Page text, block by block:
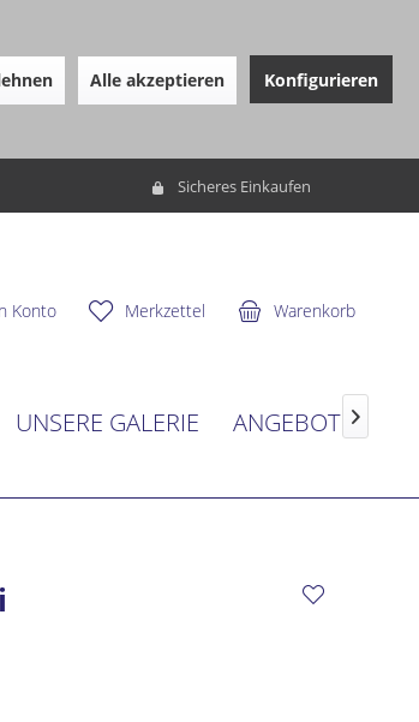
Alle akzeptieren Konfigurieren
Sicheres Einkaufen
Warenkorb
Merkzettel
Konto
UNSERE GALERIE ANGEBOT 